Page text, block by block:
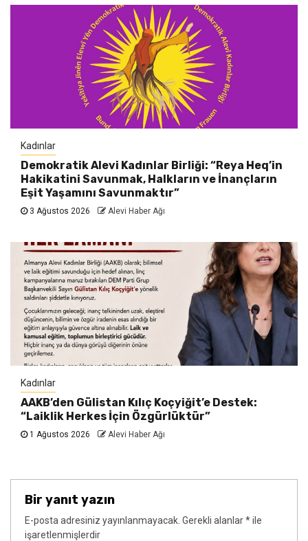
Kadınlar
Demokratik Alevi Kadınlar Birliği: “Reya Heq’in
Hakikatini Savunmak, Halkların ve İnançların
Eşit Yaşamını Savunmaktır”
3 Ağustos 2026 Alevi Haber Ağı
Kadınlar
AAKB’den Gülistan Kılıç Koçyiğit’e Destek:
“Laiklik Herkes İçin Özgürlüktür”
1 Ağustos 2026 Alevi Haber Ağı
Bir yanıt yazın
E-posta adresiniz yayınlanmayacak. Gerekli alanlar*ile
işaretlenmişlerdir